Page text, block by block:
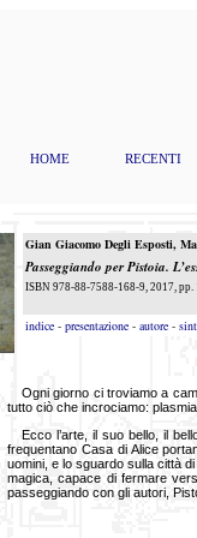
HOME RECENTI
Gian Giacomo Degli Esposti,
Passeggiando per Pistoia.
ISBN 978-88-7588-168-9, 2017,
indice - presentazione - autore -
Ogni giorno ci troviamo a
tutto ciò che incrociamo:
Ecco l’arte, il suo bello, il
frequentano Casa di Alice
uomini, e lo sguardo sulla città
magica, capace di fermare
passeggiando con gli autori,